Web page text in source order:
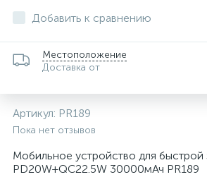
Добавить к сравнению
Местоположение
Доставка от
Артикул: PR189
Пока нет отзывов
Мобильное устройство для быстрой
PD20W+QC22.5W 30000мАч PR189